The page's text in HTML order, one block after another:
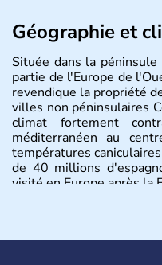
Géographie et
Située dans la
partie de l'Europe de
revendique la propriété
villes non péninsulaires
climat fortement
méditerranéen au
températures
de 40 millions
visité en Europe après la
Le territoire espagnol a